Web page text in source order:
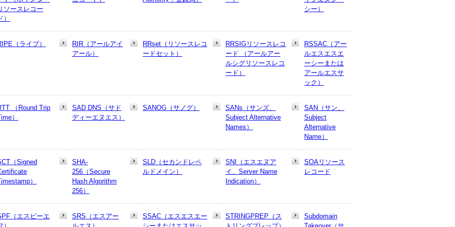
ソースレコー
）
シー）
（ライプ）
RIR（アールアイ
アール）
RRset（リソースレコ
ードセット）
RRSIGリソースレコ
ード （アールアー
ルシグリソースレコ
ード）
RSSAC（アー
ルエスエスエ
ーシーまたは
アールエスサ
ック）
（Round Trip
）
SAD DNS（サド
ディーエヌエス）
SANOG（サノグ）
SANs（サンズ、
Subject Alternative
Names）
SAN（サン、
Subject
Alternative
Name）
（Signed
）
SHA-
256（Secure
Hash Algorithm
256）
SLD（セカンドレベ
ルドメイン）
SNI（エスエヌア
イ、Server Name
Indication）
SOAリソース
レコード
（エスピーエ
SRS（エスアー
SSAC（エスエスエー
STRINGPREP（ス
Subdomain